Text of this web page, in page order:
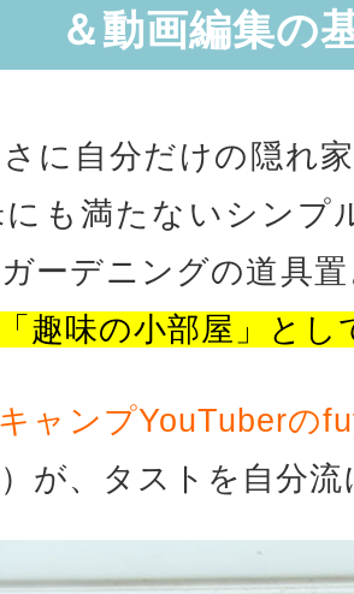
＆動画編集の
に自分だけの隠れ
にも満たないシンプ
ーデニングの道具
「趣味の小部屋」と
キャンプYouTuberの
が、タストを自分